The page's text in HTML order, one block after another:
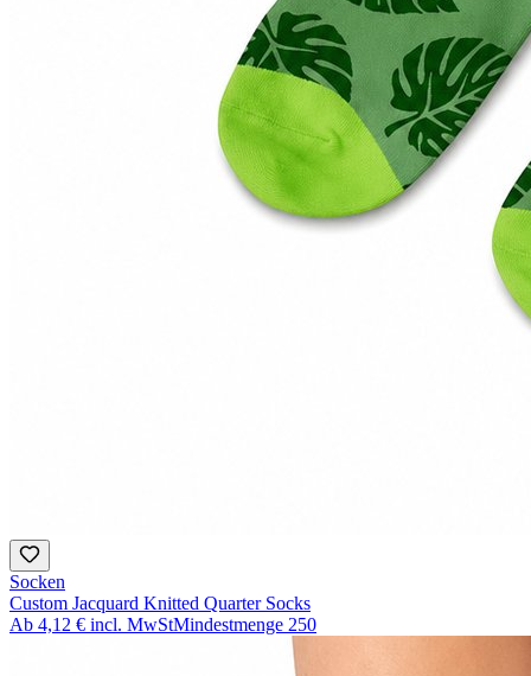
Socken
Custom Jacquard Knitted Quarter Socks
Ab 4,12 € incl. MwStMindestmenge 250